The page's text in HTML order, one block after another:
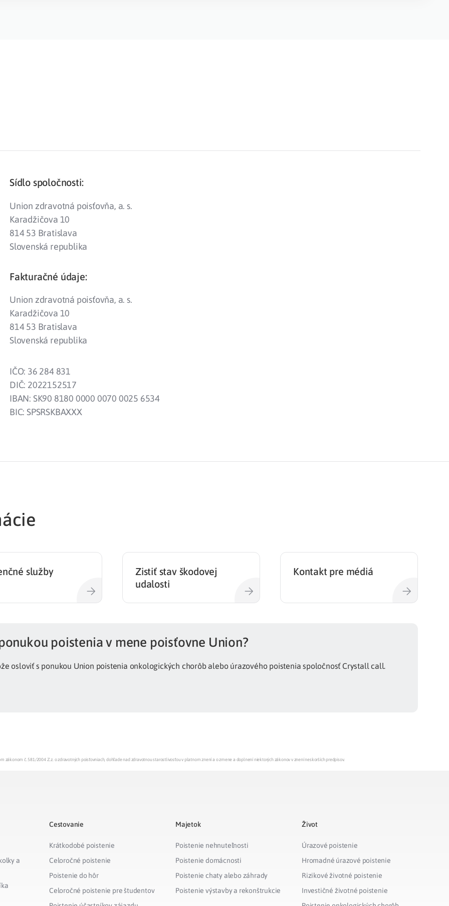
Sídlo spoločnosti:
Union zdravotná poisťovňa, a. s.
Karadžičova 10
814 53 Bratislava
Slovenská republika
Fakturačné údaje:
Union zdravotná poisťovňa, a. s.
Karadžičova 10
814 53 Bratislava
Slovenská republika
IČO: 36 284 831
DIČ: 2022152517
IBAN: SK90 8180 0000 0070 0025 6534
BIC: SPSRSKBAXXX
služby
Zistiť stav škodovej
udalosti
Kontakt pre médiá
poistenia v mene poisťovne Union?
osloviť s ponukou Union poistenia onkologických chorôb alebo úrazového poistenia spoločnosť Crystall call.
zákonom č. 581/2004 Z.z. o zdravotných poisťovniach, dohľade nad zdravotnou starostlivosťou v platnom znení a o zmene a doplnení niektorých zákonov v znení neskorších predpisov.
a
Cestovanie
Krátkodobé poistenie
Celoročné poistenie
Poistenie do hôr
Celoročné poistenie pre študentov
Majetok
Poistenie nehnuteľnosti
Poistenie domácnosti
Poistenie chaty alebo záhrady
Poistenie výstavby a rekonštrukcie
Život
Úrazové poistenie
Hromadné úrazové poistenie
Rizikové životné poistenie
Investičné životné poistenie